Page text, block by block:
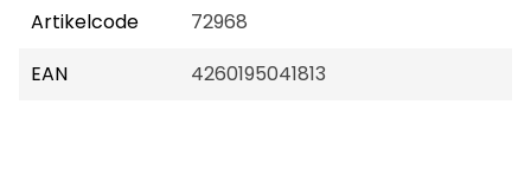
Artikelcode
72968
EAN
4260195041813